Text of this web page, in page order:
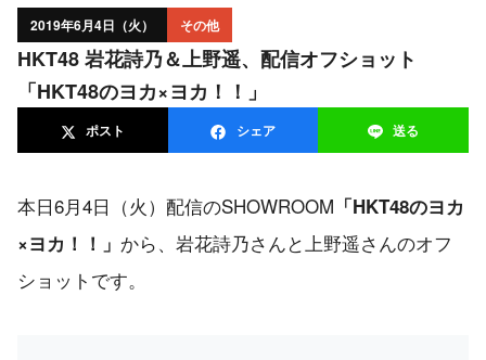
2019年6月4日（火） その他
HKT48 岩花詩乃＆上野遥、配信オフショット
「HKT48のヨカ×ヨカ！！」
ポスト シェア 送る
本日6月4日（火）配信のSHOWROOM 「HKT48のヨカ
×ヨカ！！」 から、岩花詩乃さんと上野遥さんのオフ
ショットです。